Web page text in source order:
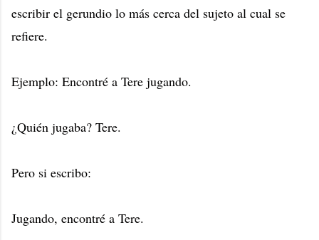
escribir el gerundio lo más cerca del sujeto al cual se
refiere.
Ejemplo: Encontré a Tere jugando.
¿Quién jugaba? Tere.
Pero si escribo:
Jugando, encontré a Tere.